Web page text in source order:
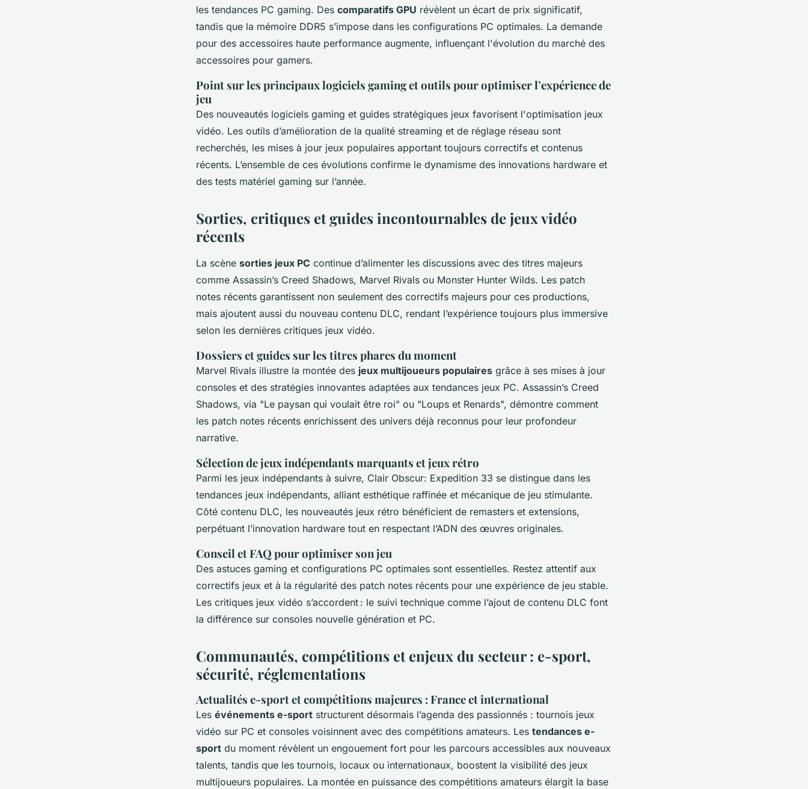
les tendances PC gaming. Des comparatifs GPU révèlent un écart de prix significatif,
tandis que la mémoire DDR5 s’impose dans les configurations PC optimales. La demande
pour des accessoires haute performance augmente, influençant l'évolution du marché des
accessoires pour gamers.
Point sur les principaux logiciels gaming et outils pour optimiser l’expérience de
jeu
Des nouveautés logiciels gaming et guides stratégiques jeux favorisent l'optimisation jeux
vidéo. Les outils d’amélioration de la qualité streaming et de réglage réseau sont
recherchés, les mises à jour jeux populaires apportant toujours correctifs et contenus
récents. L’ensemble de ces évolutions confirme le dynamisme des innovations hardware et
des tests matériel gaming sur l’année.
Sorties, critiques et guides incontournables de jeux vidéo
récents
La scène sorties jeux PC continue d’alimenter les discussions avec des titres majeurs
comme Assassin’s Creed Shadows, Marvel Rivals ou Monster Hunter Wilds. Les patch
notes récents garantissent non seulement des correctifs majeurs pour ces productions,
mais ajoutent aussi du nouveau contenu DLC, rendant l’expérience toujours plus immersive
selon les dernières critiques jeux vidéo.
Dossiers et guides sur les titres phares du moment
Marvel Rivals illustre la montée des jeux multijoueurs populaires grâce à ses mises à jour
consoles et des stratégies innovantes adaptées aux tendances jeux PC. Assassin’s Creed
Shadows, via "Le paysan qui voulait être roi" ou "Loups et Renards", démontre comment
les patch notes récents enrichissent des univers déjà reconnus pour leur profondeur
narrative.
Sélection de jeux indépendants marquants et jeux rétro
Parmi les jeux indépendants à suivre, Clair Obscur: Expedition 33 se distingue dans les
tendances jeux indépendants, alliant esthétique raffinée et mécanique de jeu stimulante.
Côté contenu DLC, les nouveautés jeux rétro bénéficient de remasters et extensions,
perpétuant l’innovation hardware tout en respectant l’ADN des œuvres originales.
Conseil et FAQ pour optimiser son jeu
Des astuces gaming et configurations PC optimales sont essentielles. Restez attentif aux
correctifs jeux et à la régularité des patch notes récents pour une expérience de jeu stable.
Les critiques jeux vidéo s’accordent : le suivi technique comme l’ajout de contenu DLC font
la différence sur consoles nouvelle génération et PC.
Communautés, compétitions et enjeux du secteur : e-sport,
sécurité, réglementations
Actualités e-sport et compétitions majeures : France et international
Les événements e-sport structurent désormais l’agenda des passionnés : tournois jeux
vidéo sur PC et consoles voisinnent avec des compétitions amateurs. Les tendances e-
sport du moment révèlent un engouement fort pour les parcours accessibles aux nouveaux
talents, tandis que les tournois, locaux ou internationaux, boostent la visibilité des jeux
multijoueurs populaires. La montée en puissance des compétitions amateurs élargit la base